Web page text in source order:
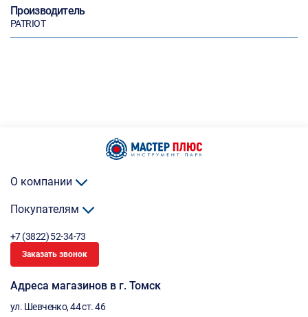
Производитель
PATRIOT
О компании
Покупателям
+7 (3822) 52-34-73
Заказать звонок
Адреса магазинов в г. Томск
ул. Шевченко, 44 ст. 46